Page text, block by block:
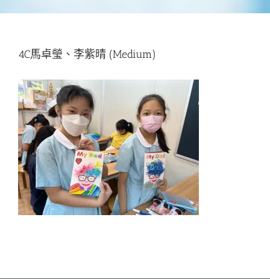
4C馬卓瑩、李紫晴 (Medium)